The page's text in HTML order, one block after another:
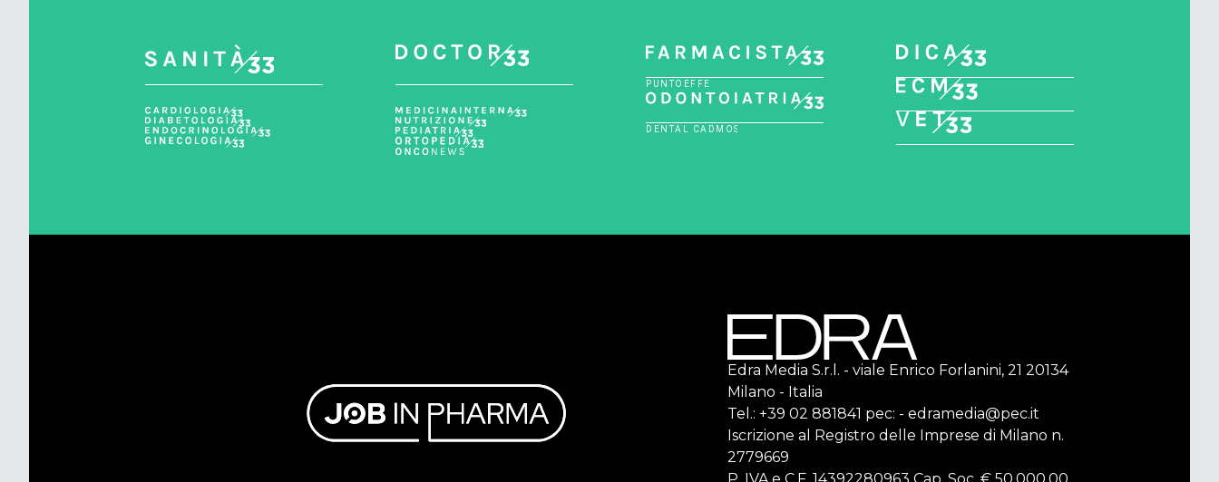
Edra Media S.r.l. - viale Enrico Forlanini, 21 20134
Milano - Italia
Tel.: +39 02 881841 pec: - edramedia@pec.it
Iscrizione al Registro delle Imprese di Milano n.
2779669